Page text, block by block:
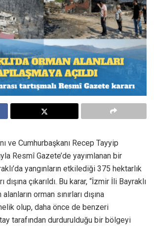
ve Cumhurbaşkanı Recep Tayyip
Resmî Gazete’de yayımlanan bir
yangınların etkilediği 375 hektarlık
dışına çıkarıldı. Bu karar, “İzmir İli Bayraklı
orman sınırları dışına
olup, daha önce de benzeri
tarafından durdurulduğu bir bölgeyi